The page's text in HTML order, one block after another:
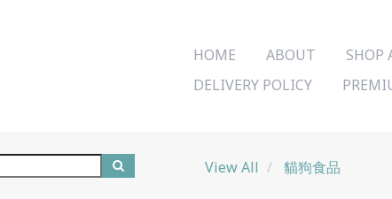
HOME ABOUT SHOP
DELIVERY POLICY
View All 貓狗食品